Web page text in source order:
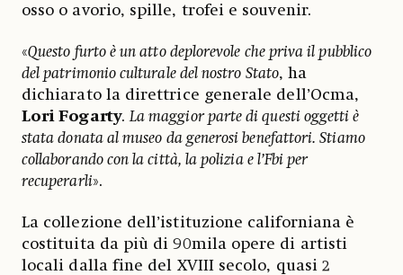
osso o avorio, spille, trofei e souvenir.
«Questo furto è un atto deplorevole che priva il pubblico
del patrimonio culturale del nostro Stato, ha
dichiarato la direttrice generale dell’Ocma,
Lori Fogarty.La maggior parte di questi oggetti è
stata donata al museo da generosi benefattori. Stiamo
collaborando con la città, la polizia e l’Fbi per
recuperarli».
La collezione dell’istituzione californiana è
costituita da più di 90mila opere di artisti
locali dalla fine del XVIII secolo, quasi 2